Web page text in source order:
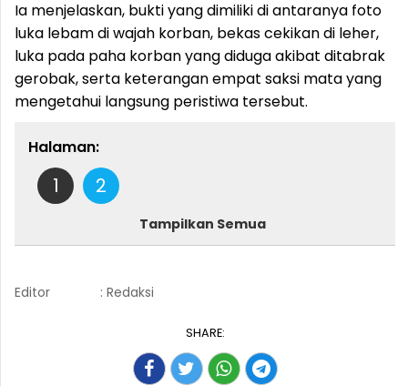
Ia menjelaskan, bukti yang dimiliki di antaranya foto
luka lebam di wajah korban, bekas cekikan di leher,
luka pada paha korban yang diduga akibat ditabrak
gerobak, serta keterangan empat saksi mata yang
mengetahui langsung peristiwa tersebut.
Halaman:
1 2
Tampilkan Semua
Editor : Redaksi
SHARE: